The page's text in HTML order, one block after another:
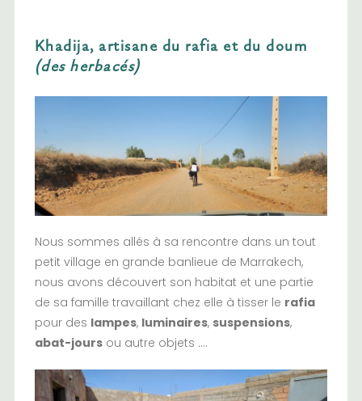
Khadija, artisane du rafia et du doum
(des herbacés)
Nous sommes allés à sa rencontre dans un tout
petit village en grande banlieue de Marrakech,
nous avons découvert son habitat et une partie
de sa famille travaillant chez elle à tisser le rafia
pour des lampes, luminaires, suspensions,
abat-joursou autre objets ….